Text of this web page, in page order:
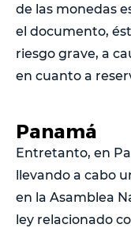
de las monedas
el documento,
riesgo grave, a
en cuanto a
Panamá
Entretanto, en
llevando a cabo
en la Asamblea
ley relacionado